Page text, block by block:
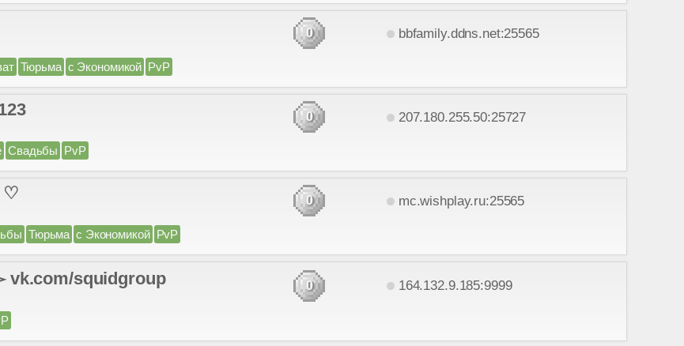
0 bbfamily.ddns.net:25565
Тюрьма с Экономикой PvP
0 207.180.255.50:25727
Свадьбы PvP
♡ 0 mc.wishplay.ru:25565
Тюрьма с Экономикой PvP
vk.com/squidgroup 0 164.132.9.185:9999